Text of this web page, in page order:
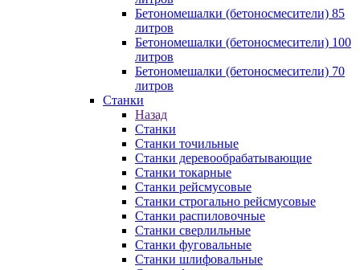
Бетономешалки (бетоносмесители) 85
литров
Бетономешалки (бетоносмесители) 100
литров
Бетономешалки (бетоносмесители) 70
литров
Станки
Назад
Станки
Станки точильные
Станки деревообрабатывающие
Станки токарные
Станки рейсмусовые
Станки строгально рейсмусовые
Станки распиловочные
Станки сверлильные
Станки фуговальные
Станки шлифовальные